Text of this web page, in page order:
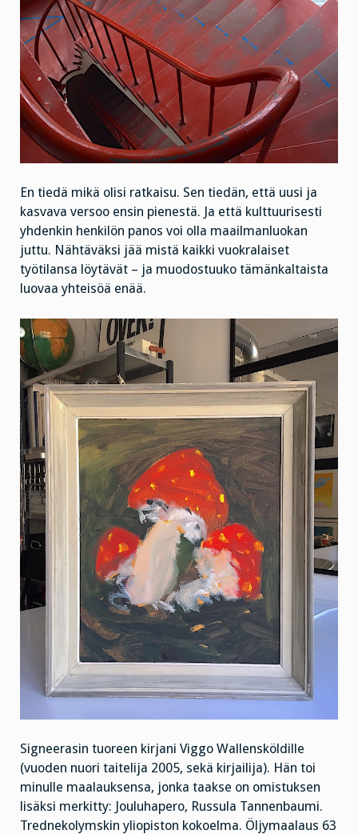
En tiedä mikä olisi ratkaisu. Sen tiedän, että uusi ja
kasvava versoo ensin pienestä. Ja että kulttuurisesti
yhdenkin henkilön panos voi olla maailmanluokan
juttu. Nähtäväksi jää mistä kaikki vuokralaiset
työtilansa löytävät – ja muodostuuko tämänkaltaista
luovaa yhteisöä enää.
Signeerasin tuoreen kirjani Viggo Wallensköldille
(vuoden nuori taitelija 2005, sekä kirjailija). Hän toi
minulle maalauksensa, jonka taakse on omistuksen
lisäksi merkitty: Jouluhapero, Russula Tannenbaumi.
Trednekolymskin yliopiston kokoelma. Öljymaalaus 63